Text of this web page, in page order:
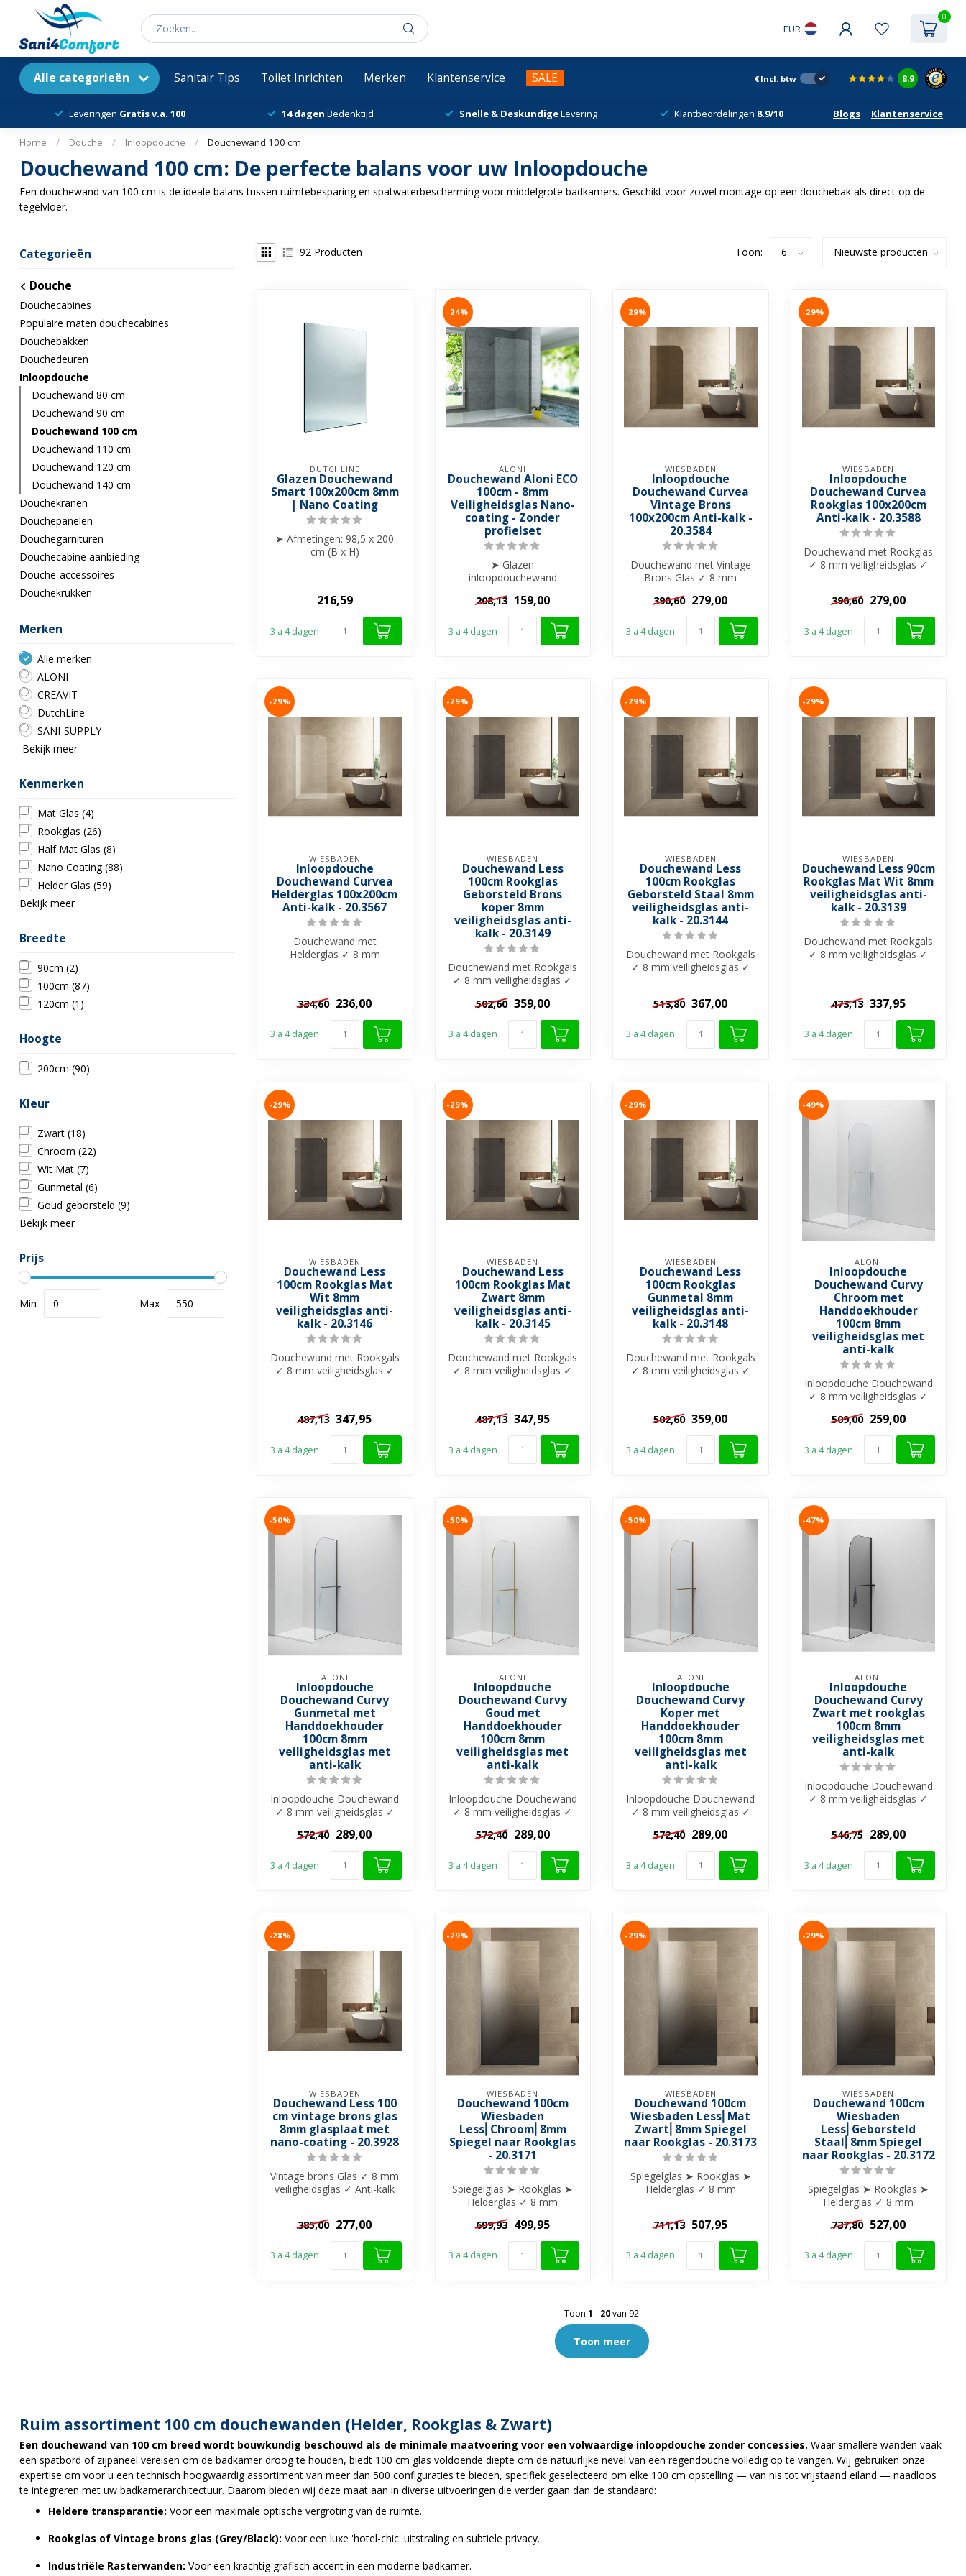
EUR
0
Alle categorieën Sanitair Tips Toilet Inrichten Merken Klantenservice SALE € Incl. btw 8.9
Leveringen Gratis v.a. 100 14 dagen Bedenktijd Snelle & DeskundigeLevering Klantbeordelingen 8.9/10 Blogs Klantenservice
Home / Douche / Inloopdouche / Douchewand 100 cm
Douchewand 100 cm: De perfecte balans voor uw Inloopdouche
Een douchewand van 100 cm is de ideale balans tussen ruimtebesparing en spatwaterbescherming voor middelgrote badkamers. Geschikt voor zowel montage op een douchebak als direct op de
tegelvloer.
Categorieën
Douche
Douchecabines
Populaire maten douchecabines
Douchebakken
Douchedeuren
Inloopdouche
Douchewand 80 cm
Douchewand 90 cm
Douchewand 100 cm
Douchewand 110 cm
Douchewand 120 cm
Douchewand 140 cm
Douchekranen
Douchepanelen
Douchegarnituren
Douchecabine aanbieding
Douche-accessoires
Douchekrukken
Merken
Alle merken
ALONI
CREAVIT
DutchLine
SANI-SUPPLY
Bekijk meer
Kenmerken
Mat Glas (4)
Rookglas (26)
Half Mat Glas (8)
Nano Coating(88)
Helder Glas (59)
Bekijk meer
Breedte
90cm (2)
100cm (87)
120cm (1)
Hoogte
200cm (90)
Kleur
Zwart (18)
Chroom (22)
Wit Mat (7)
Gunmetal (6)
Goud geborsteld (9)
Bekijk meer
Prijs
Min Max
92 Producten Toon:
DUTCHLINE
Glazen Douchewand
Smart 100x200cm 8mm
| Nano Coating
➤ Afmetingen: 98,5 x 200
cm (B x H)
216,59
3 a 4 dagen
-24%
ALONI
Douchewand Aloni ECO
100cm - 8mm
Veiligheidsglas Nano-
coating - Zonder
profielset
➤ Glazen
inloopdouchewand
➤ LET OP: ALLEEN TE
BESTELLEN ICM een PRO...
208,13 159,00
3 a 4 dagen
-29%
WIESBADEN
Inloopdouche
Douchewand Curvea
Vintage Brons
100x200cm Anti-kalk -
20.3584
Douchewand met Vintage
Brons Glas ✓ 8 mm
behandeling...
390,60 279,00
3 a 4 dagen
-29%
WIESBADEN
Inloopdouche
Douchewand Curvea
Rookglas 100x200cm
Anti-kalk - 20.3588
Douchewand met Rookglas
✓ 8 mm veiligheidsglas ✓
390,60 279,00
3 a 4 dagen
-29%
WIESBADEN
Inloopdouche
Douchewand Curvea
Helderglas 100x200cm
Anti-kalk - 20.3567
Douchewand met
Helderglas ✓ 8 mm
334,60 236,00
3 a 4 dagen
-29%
WIESBADEN
Douchewand Less
100cm Rookglas
Geborsteld Brons
koper 8mm
veiligheidsglas anti-
kalk - 20.3149
Douchewand met Rookgals
✓ 8 mm veiligheidsglas ✓
Zonder ...
502,60 359,00
3 a 4 dagen
-29%
WIESBADEN
Douchewand Less
100cm Rookglas
Geborsteld Staal 8mm
veiligheidsglas anti-
kalk - 20.3144
Douchewand met Rookgals
✓ 8 mm veiligheidsglas ✓
513,80 367,00
3 a 4 dagen
-29%
WIESBADEN
Douchewand Less 90cm
Rookglas Mat Wit 8mm
veiligheidsglas anti-
kalk - 20.3139
Douchewand met Rookgals
✓ 8 mm veiligheidsglas ✓
473,13 337,95
3 a 4 dagen
-29%
WIESBADEN
Douchewand Less
100cm Rookglas Mat
Wit 8mm
veiligheidsglas anti-
kalk - 20.3146
Douchewand met Rookgals
✓ 8 mm veiligheidsglas ✓
487,13 347,95
3 a 4 dagen
-29%
WIESBADEN
Douchewand Less
100cm Rookglas Mat
Zwart 8mm
veiligheidsglas anti-
kalk - 20.3145
Douchewand met Rookgals
✓ 8 mm veiligheidsglas ✓
487,13 347,95
3 a 4 dagen
-29%
WIESBADEN
Douchewand Less
100cm Rookglas
Gunmetal 8mm
veiligheidsglas anti-
kalk - 20.3148
Douchewand met Rookgals
✓ 8 mm veiligheidsglas ✓
502,60 359,00
3 a 4 dagen
-49%
ALONI
Inloopdouche
Douchewand Curvy
Chroom met
Handdoekhouder
100cm 8mm
veiligheidsglas met
anti-kalk
Inloopdouche Douchewand
✓ 8 mm veiligheidsglas ✓
Gebogen...
509,00 259,00
3 a 4 dagen
-50%
ALONI
Inloopdouche
Douchewand Curvy
Gunmetal met
Handdoekhouder
100cm 8mm
veiligheidsglas met
anti-kalk
Inloopdouche Douchewand
✓ 8 mm veiligheidsglas ✓
Gebogen...
572,40 289,00
3 a 4 dagen
-50%
ALONI
Inloopdouche
Douchewand Curvy
Goud met
Handdoekhouder
100cm 8mm
veiligheidsglas met
anti-kalk
Inloopdouche Douchewand
✓ 8 mm veiligheidsglas ✓
Gebogen...
572,40 289,00
3 a 4 dagen
-50%
ALONI
Inloopdouche
Douchewand Curvy
Koper met
Handdoekhouder
100cm 8mm
veiligheidsglas met
anti-kalk
Inloopdouche Douchewand
✓ 8 mm veiligheidsglas ✓
Gebogen...
572,40 289,00
3 a 4 dagen
-47%
ALONI
Inloopdouche
Douchewand Curvy
Zwart met rookglas
100cm 8mm
veiligheidsglas met
anti-kalk
Inloopdouche Douchewand
✓ 8 mm veiligheidsglas ✓
546,75 289,00
3 a 4 dagen
-28%
WIESBADEN
Douchewand Less 100
cm vintage brons glas
8mm glasplaat met
nano-coating - 20.3928
Vintage brons Glas ✓ 8 mm
veiligheidsglas ✓ Anti-kalk
385,00 277,00
3 a 4 dagen
-29%
WIESBADEN
Douchewand 100cm
Wiesbaden
Less⎢Chroom⎢8mm
Spiegel naar Rookglas
- 20.3171
Spiegelglas ➤ Rookglas ➤
Helderglas ✓ 8 mm
behandel...
699,93 499,95
3 a 4 dagen
-29%
WIESBADEN
Douchewand 100cm
Wiesbaden Less⎢Mat
Zwart⎢8mm Spiegel
naar Rookglas - 20.3173
Spiegelglas ➤ Rookglas ➤
Helderglas ✓ 8 mm
711,13 507,95
3 a 4 dagen
-29%
WIESBADEN
Douchewand 100cm
Wiesbaden
Less⎢Geborsteld
Staal⎢8mm Spiegel
naar Rookglas - 20.3172
Spiegelglas ➤ Rookglas ➤
Helderglas ✓ 8 mm
behandel...
737,80 527,00
3 a 4 dagen
Toon 1 - 20van 92
Toon meer
Ruim assortiment 100 cm douchewanden (Helder, Rookglas & Zwart)
Een douchewand van 100 cm breed wordt bouwkundig beschouwd als de minimale maatvoering voor een volwaardige inloopdouche zonder concessies. Waar smallere wanden vaak
een spatbord of zijpaneel vereisen om de badkamer droog te houden, biedt 100 cm glas voldoende diepte om de natuurlijke nevel van een regendouche volledig op te vangen. Wij gebruiken onze
expertise om voor u een technisch hoogwaardig assortiment van meer dan 500 configuraties te bieden, specifiek geselecteerd om elke 100 cm opstelling — van nis tot vrijstaand eiland — naadloos
te integreren met uw badkamerarchitectuur. Daarom bieden wij deze maat aan in diverse uitvoeringen die verder gaan dan de standaard:
Heldere transparantie: Voor een maximale optische vergroting van de ruimte.
Rookglas of Vintage brons glas (Grey/Black): Voor een luxe 'hotel-chic' uitstraling en subtiele privacy.
Industriële Rasterwanden: Voor een krachtig grafisch accent in een moderne badkamer.